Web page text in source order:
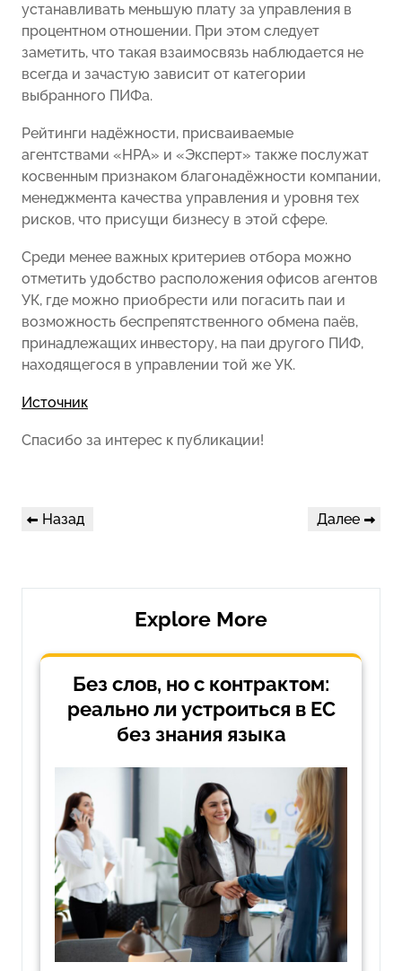
устанавливать меньшую плату за управления в
процентном отношении. При этом следует
заметить, что такая взаимосвязь наблюдается не
всегда и зачастую зависит от категории
выбранного ПИФа.
Рейтинги надёжности, присваиваемые
агентствами «НРА» и «Эксперт» также послужат
косвенным признаком благонадёжности компании,
менеджмента качества управления и уровня тех
рисков, что присущи бизнесу в этой сфере.
Среди менее важных критериев отбора можно
отметить удобство расположения офисов агентов
УК, где можно приобрести или погасить паи и
возможность беспрепятственного обмена паёв,
принадлежащих инвестору, на паи другого ПИФ,
находящегося в управлении той же УК.
Источник
Спасибо за интерес к публикации!
Навигация
Предыдущая
Назад
Следующая
Далее
Explore More
Без слов, но с контрактом:
реально ли устроиться в ЕС
без знания языка